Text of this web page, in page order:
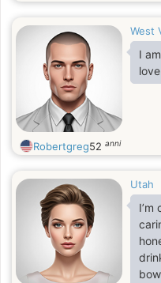
West
I
Robertgreg52 anni
Utah
I’m